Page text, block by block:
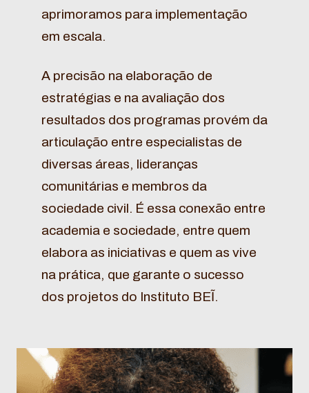
aprimoramos para implementação
em escala.
A precisão na elaboração de
estratégias e na avaliação dos
resultados dos programas provém da
articulação entre especialistas de
diversas áreas, lideranças
comunitárias e membros da
sociedade civil. É essa conexão entre
academia e sociedade, entre quem
elabora as iniciativas e quem as vive
na prática, que garante o sucesso
dos projetos do Instituto BEĨ.